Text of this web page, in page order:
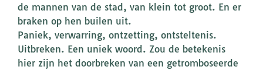
de mannen van de stad, van klein tot groot. En er
braken op hen builen uit.
Paniek, verwarring, ontzetting, ontsteltenis.
Uitbreken. Een uniek woord. Zou de betekenis
hier zijn het doorbreken van een getromboseerde